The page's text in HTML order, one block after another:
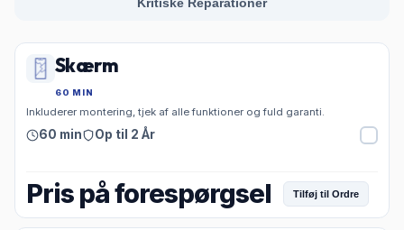
Kritiske Reparationer
Skærm
60 MIN
Inkluderer montering, tjek af alle funktioner og fuld garanti.
60 min Op til 2 År
Pris på forespørgsel Tilføj til Ordre